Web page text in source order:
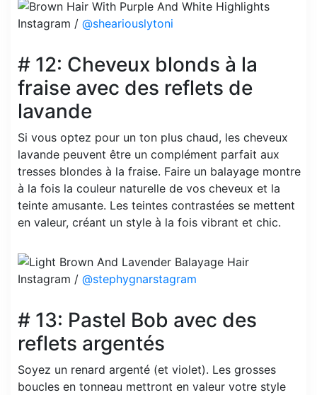
Instagram / @sheariouslytoni
# 12: Cheveux blonds à la
fraise avec des reflets de
lavande
Si vous optez pour un ton plus chaud, les cheveux
lavande peuvent être un complément parfait aux
tresses blondes à la fraise. Faire un balayage montre
à la fois la couleur naturelle de vos cheveux et la
teinte amusante. Les teintes contrastées se mettent
en valeur, créant un style à la fois vibrant et chic.
Instagram / @stephygnarstagram
# 13: Pastel Bob avec des
reflets argentés
Soyez un renard argenté (et violet). Les grosses
boucles en tonneau mettront en valeur votre style